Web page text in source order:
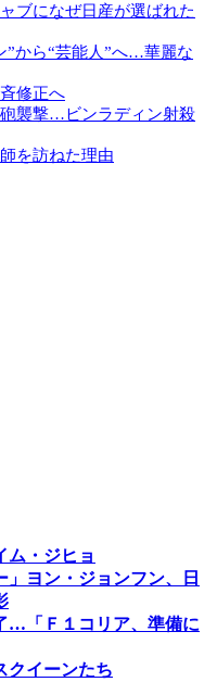
ブになぜ日産が選ばれた
”から“芸能人”へ…華麗な
修正へ
襲撃…ビンラディン射殺
を訪ねた理由
ム・ジヒョ
」ヨン・ジョンフン、日
…「Ｆ１コリア、準備に
クイーンたち